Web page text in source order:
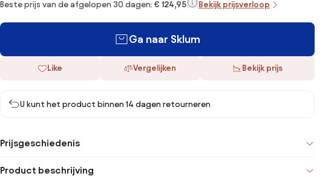
Beste prijs van de afgelopen 30 dagen: € 124,95 Bekijk prijsverloop
Ga naar Sklum
Like Vergelijken Bekijk prijs
U kunt het product binnen 14 dagen retourneren
Prijsgeschiedenis
Product beschrijving